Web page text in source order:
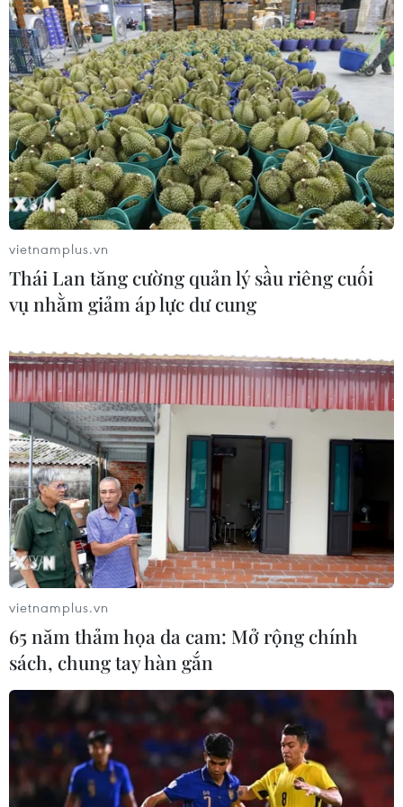
TIN CÙNG CHUYÊN MỤC
Khủng hoảng nắng nóng đẩy 34 tỉnh
vietnamplus.vn
Thái Lan tăng cường quản lý sầu riêng cuối
vụ nhằm giảm áp lực dư cung
vietnamplus.vn
65 năm thảm họa da cam: Mở rộng chính
sách, chung tay hàn gắn